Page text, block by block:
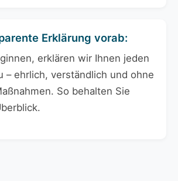
Erklärung vorab:
erklären wir Ihnen jeden
– ehrlich, verständlich und ohne
So behalten Sie